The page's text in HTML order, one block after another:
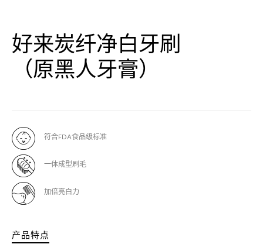
好来炭纤净白牙刷
（原黑人牙膏）
符合FDA食品级标准
一体成型刷毛
加倍亮白力
产品特点